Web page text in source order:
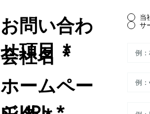
当
サ
お問い合わ
せ項目 *
会社名 *
ホームペー